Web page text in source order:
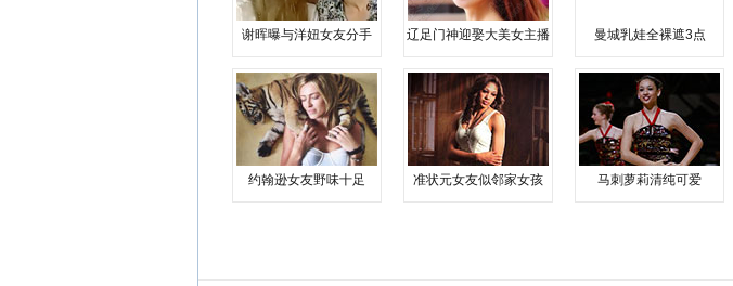
谢晖曝与洋妞女友分手 辽足门神迎娶大美女主播 曼城乳娃全裸遮3点
约翰逊女友野味十足 准状元女友似邻家女孩 马刺萝莉清纯可爱